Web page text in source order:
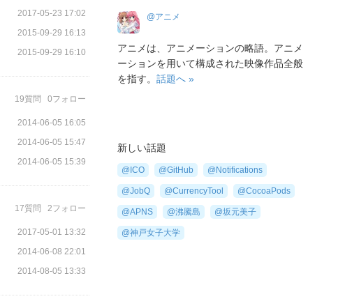
2017-05-23 17:02
2015-09-29 16:13
2015-09-29 16:10
19質問 0フォロー
2014-06-05 16:05
2014-06-05 15:47
2014-06-05 15:39
17質問 2フォロー
2017-05-01 13:32
2014-06-08 22:01
2014-08-05 13:33
@アニメ
アニメは、アニメーションの略語。アニメ
ーションを用いて構成された映像作品全般
を指す。 話題へ »
新しい話題
@ICO @GitHub @Notifications
@JobQ @CurrencyTool @CocoaPods
@APNS @沸騰島 @坂元美子
@神戸女子大学